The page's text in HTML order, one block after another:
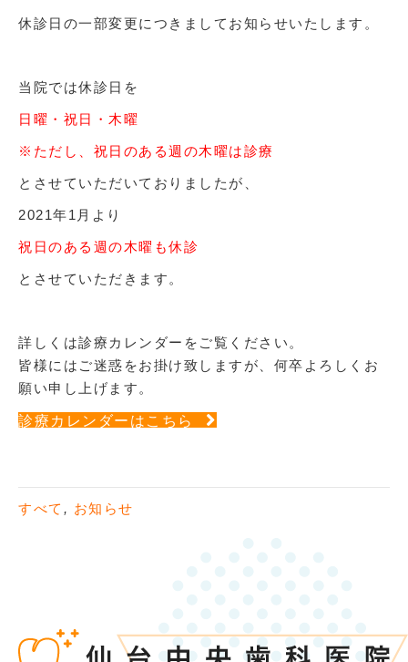
休診日の一部変更につきましてお知らせいたします。
当院では休診日を
日曜・祝日・木曜
※ただし、祝日のある週の木曜は診療
とさせていただいておりましたが、
2021年1月より
祝日のある週の木曜も休診
とさせていただきます。
詳しくは診療カレンダーをご覧ください。
皆様にはご迷惑をお掛け致しますが、何卒よろしくお
願い申し上げます。
診療カレンダーはこちら
すべて , お知らせ